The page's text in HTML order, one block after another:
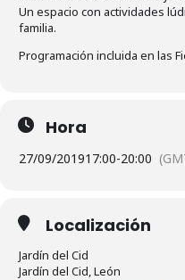
Un espacio con actividades
familia.
Programación incluida en las
Hora
27/09/201917:00-20:00
Localización
Jardín del Cid
Jardín del Cid, León